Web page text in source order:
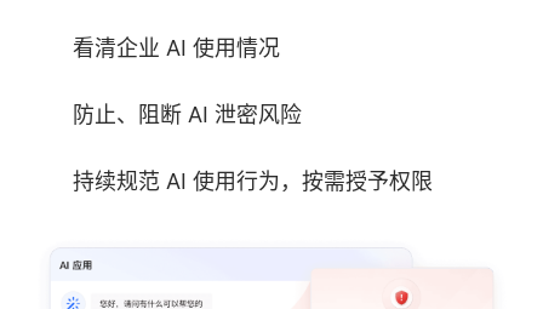
看清企业 AI 使用情况
防止、阻断 AI 泄密风险
持续规范 AI 使用行为，按需授予权限